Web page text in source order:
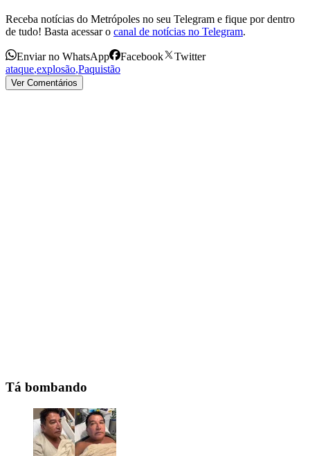
Receba notícias do Metrópoles no seu Telegram e fique por dentro
de tudo! Basta acessar o canal de notícias no Telegram.
Enviar no WhatsApp Facebook
Twitter
ataque,explosão,Paquistão
Ver Comentários
Tá bombando